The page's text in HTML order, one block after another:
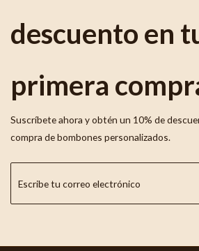
descuento en
primera
Suscríbete ahora y obtén un 10% de
compra de bombones personalizados.